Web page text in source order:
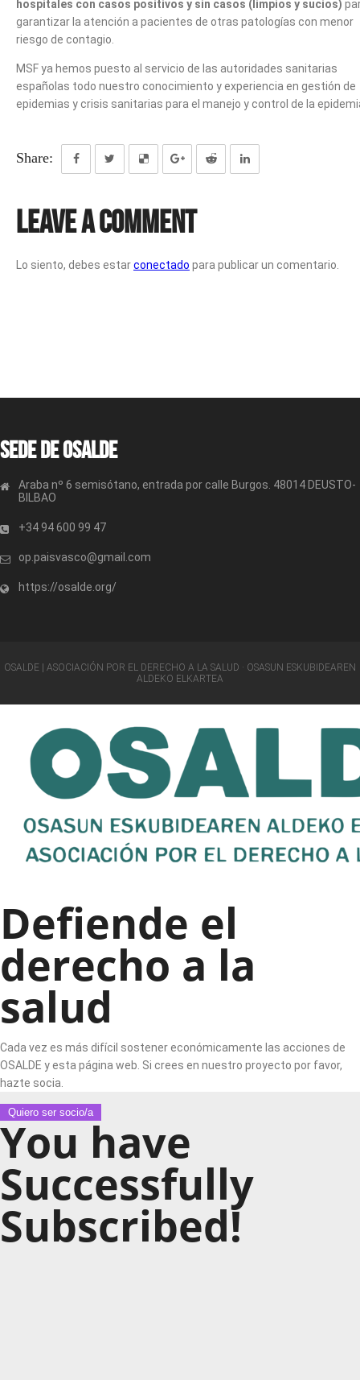
hospitales con casos positivos y sin casos (limpios y sucios)
garantizar la atención a pacientes de otras patologías con menor
riesgo de contagio.
MSF ya hemos puesto al servicio de las autoridades sanitarias
españolas todo nuestro conocimiento y experiencia en gestión de
epidemias y crisis sanitarias para el manejo y control de la
Share:
Leave a Comment
Lo siento, debes estarconectado para publicar un comentario.
Sede de OSALDE
Araba nº 6 semisótano, entrada por calle Burgos. 48014 DEUSTO-
BILBAO
+34 94 600 99 47
op.paisvasco@gmail.com
https://osalde.org/
OSALDE | ASOCIACIÓN POR EL DERECHO A LA SALUD · OSASUN ESKUBIDEAREN
ALDEKO ELKARTEA
Defiende el
derecho a la
salud
Cada vez es más difícil sostener económicamente las acciones de
OSALDE y esta página web. Si crees en nuestro proyecto por favor,
hazte socia.
Quiero ser socio/a
You have
Successfully
Subscribed!